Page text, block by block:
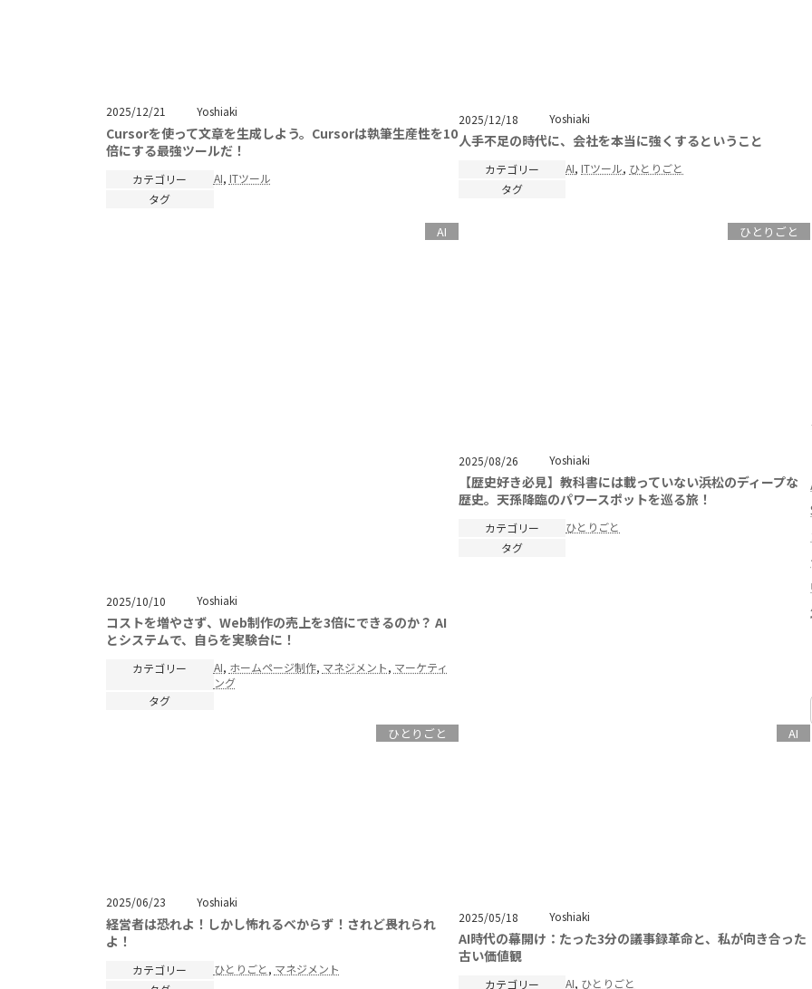
2025/12/21 Yoshiaki
Cursorを使って文章を生成しよう。Cursorは執筆生産性を10
倍にする最強ツールだ！
カテゴリー AI, ITツール
タグ
2025/12/18 Yoshiaki
人手不足の時代に、会社を本当に強くするということ
カテゴリー AI, ITツール, ひとりごと
タグ
AI
2025/10/10 Yoshiaki
コストを増やさず、Web制作の売上を3倍にできるのか？ AI
とシステムで、自らを実験台に！
カテゴリー AI, ホームページ制作, マネジメント, マーケティ
ング
タグ
ひとりごと
2025/08/26 Yoshiaki
【歴史好き必見】教科書には載っていない浜松のディープな
歴史。天孫降臨のパワースポットを巡る旅！
カテゴリー
ひとりごと
タグ
ひとりごと
2025/06/23 Yoshiaki
経営者は恐れよ！しかし怖れるべからず！されど畏れられ
よ！
カテゴリー ひとりごと, マネジメント
AI
2025/05/18 Yoshiaki
AI時代の幕開け：たった3分の議事録革命と、私が向き合った
古い価値観
カテゴリー AI, ひとりごと